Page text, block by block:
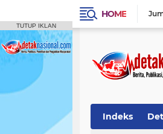
HOME
Indeks
TUTUP IKLAN